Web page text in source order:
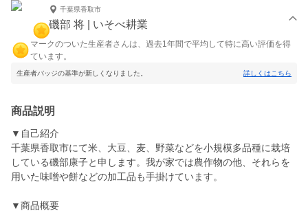
千葉県香取市
磯部 将 | いそべ耕業
マークのついた生産者さんは、過去1年間で平均して特に高い評価を得
ています。
生産者バッジの基準が新しくなりました。 詳しくはこちら
商品説明
▼自己紹介
千葉県香取市にて米、大豆、麦、野菜などを小規模多品種に栽培
している磯部康子と申します。我が家では農作物の他、それらを
用いた味噌や餅などの加工品も手掛けています。
▼商品概要